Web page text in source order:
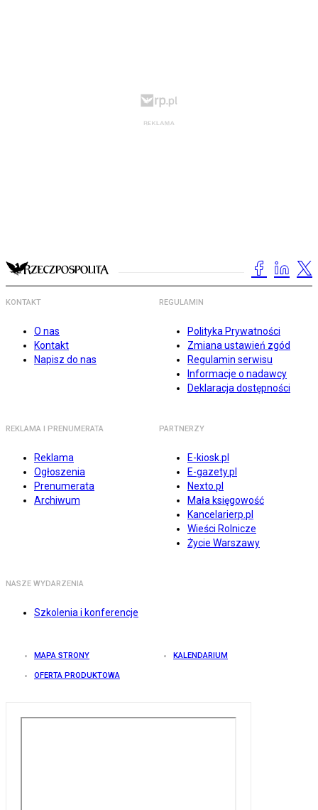
KONTAKT
O nas
Kontakt
Napisz do nas
REGULAMIN
Polityka Prywatności
Zmiana ustawień zgód
Regulamin serwisu
Informacje o nadawcy
Deklaracja dostępności
REKLAMA I PRENUMERATA
Reklama
Ogłoszenia
Prenumerata
Archiwum
PARTNERZY
E-kiosk.pl
E-gazety.pl
Nexto.pl
Mała księgowość
Kancelarierp.pl
Wieści Rolnicze
Życie Warszawy
NASZE WYDARZENIA
Szkolenia i konferencje
MAPA STRONY KALENDARIUM
OFERTA PRODUKTOWA